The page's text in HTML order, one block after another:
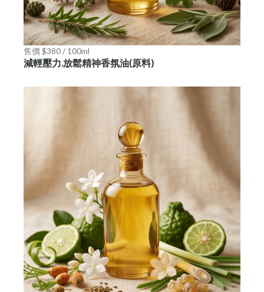
售價 $380 / 100ml
減輕壓力.放鬆精神香氛油(原料)